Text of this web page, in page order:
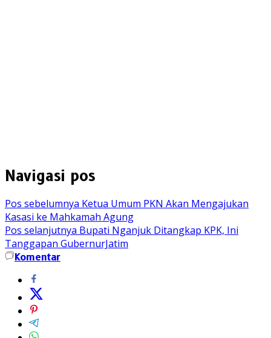
Navigasi pos
Pos sebelumnya Ketua Umum PKN Akan Mengajukan
Kasasi ke Mahkamah Agung
Pos selanjutnya Bupati Nganjuk Ditangkap KPK, Ini
Tanggapan GubernurJatim
Komentar